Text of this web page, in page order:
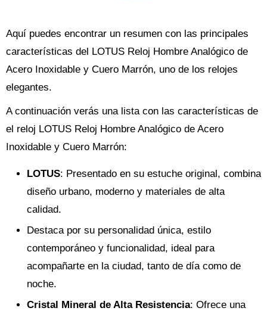
Aquí puedes encontrar un resumen con las principales
características del LOTUS Reloj Hombre Analógico de
Acero Inoxidable y Cuero Marrón, uno de los relojes
elegantes.
A continuación verás una lista con las características de
el reloj LOTUS Reloj Hombre Analógico de Acero
Inoxidable y Cuero Marrón:
LOTUS: Presentado en su estuche original, combina
diseño urbano, moderno y materiales de alta
calidad.
Destaca por su personalidad única, estilo
contemporáneo y funcionalidad, ideal para
acompañarte en la ciudad, tanto de día como de
noche.
Cristal Mineral de Alta Resistencia: Ofrece una